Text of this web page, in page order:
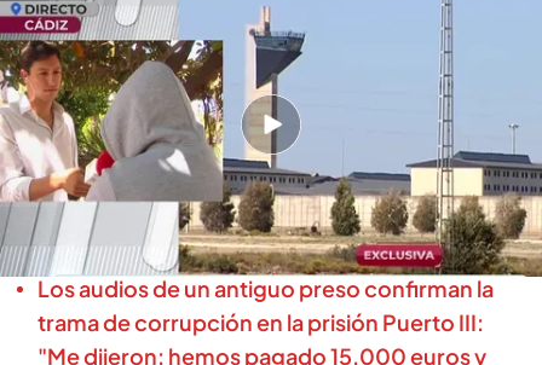
En boca de todos
14 JUN 2024 - 14:22h.
Nuevos testigos de la cárcel corrupta de Cádiz
Rafa, el preso, sabe cómo funcionaba la trama
y nos cuenta todos los detalles
Los audios de un antiguo preso confirman la
trama de corrupción en la prisión Puerto III:
"Me dijeron: hemos pagado 15.000 euros y